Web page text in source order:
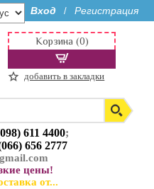
Вход / Регистрация
611 4400;
656 2777
цены!
от...
Корзина (0)
добавить в закладки